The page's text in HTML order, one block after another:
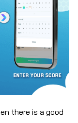
there is a good